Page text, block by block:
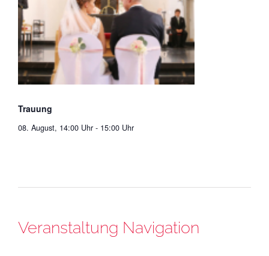
Trauung
08. August, 14:00 Uhr - 15:00 Uhr
Veranstaltung Navigation